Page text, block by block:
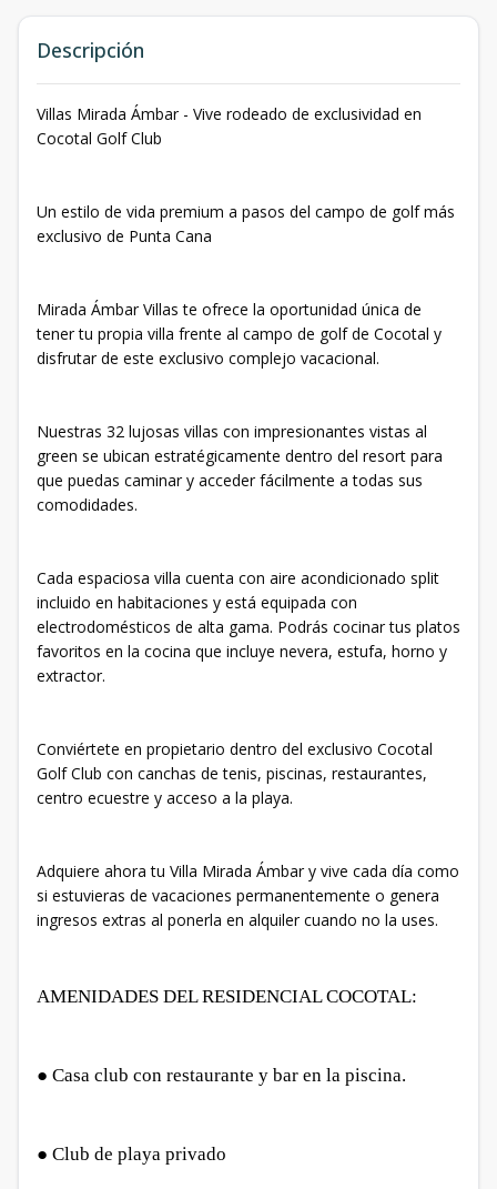
Descripción
Villas Mirada Ámbar - Vive rodeado de exclusividad en
Cocotal Golf Club
Un estilo de vida premium a pasos del campo de golf más
exclusivo de Punta Cana
Mirada Ámbar Villas te ofrece la oportunidad única de
tener tu propia villa frente al campo de golf de Cocotal y
disfrutar de este exclusivo complejo vacacional.
Nuestras 32 lujosas villas con impresionantes vistas al
green se ubican estratégicamente dentro del resort para
que puedas caminar y acceder fácilmente a todas sus
comodidades.
Cada espaciosa villa cuenta con aire acondicionado split
incluido en habitaciones y está equipada con
electrodomésticos de alta gama. Podrás cocinar tus platos
favoritos en la cocina que incluye nevera, estufa, horno y
extractor.
Conviértete en propietario dentro del exclusivo Cocotal
Golf Club con canchas de tenis, piscinas, restaurantes,
centro ecuestre y acceso a la playa.
Adquiere ahora tu Villa Mirada Ámbar y vive cada día como
si estuvieras de vacaciones permanentemente o genera
ingresos extras al ponerla en alquiler cuando no la uses.
AMENIDADES DEL RESIDENCIAL COCOTAL:
● Casa club con restaurante y bar en la piscina.
● Club de playa privado